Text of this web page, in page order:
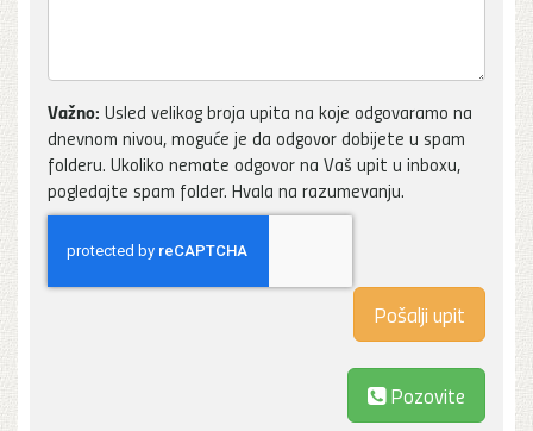
Važno: Usled velikog broja upita na koje odgovaramo na
dnevnom nivou, moguće je da odgovor dobijete u spam
folderu. Ukoliko nemate odgovor na Vaš upit u inboxu,
pogledajte spam folder. Hvala na razumevanju.
Pozovite